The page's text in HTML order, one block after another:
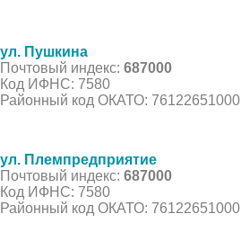
ул. Пушкина
Почтовый индекс: 687000
Код ИФНС: 7580
Районный код ОКАТО: 76122651000
ул. Племпредприятие
Почтовый индекс: 687000
Код ИФНС: 7580
Районный код ОКАТО: 76122651000